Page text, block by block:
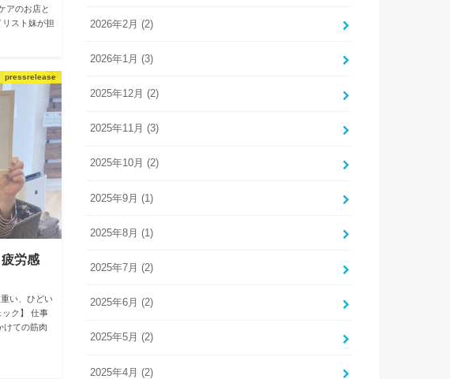
アのお店と
スト妹が担
pressrelease
労感
い、ひどい
ック】 仕事
けての筋肉
2026年2月 (2)
2026年1月 (3)
2025年12月 (2)
2025年11月 (3)
2025年10月 (2)
2025年9月 (1)
2025年8月 (1)
2025年7月 (2)
2025年6月 (2)
2025年5月 (2)
2025年4月 (2)